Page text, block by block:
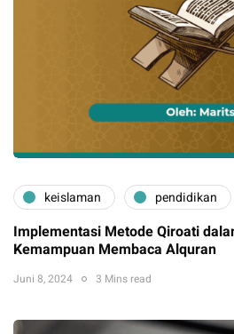
keislaman pendidikan
Implementasi Metode Qiroati
Kemampuan Membaca Alquran
Juni 8, 2024 3 Mins read